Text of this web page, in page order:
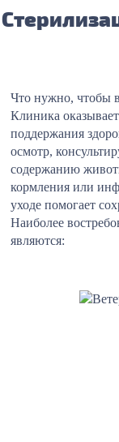
Что нужно, чтобы
Клиника
поддержания
осмотр,
содержанию
кормления или
уходе помогает
Наиболее
являются: